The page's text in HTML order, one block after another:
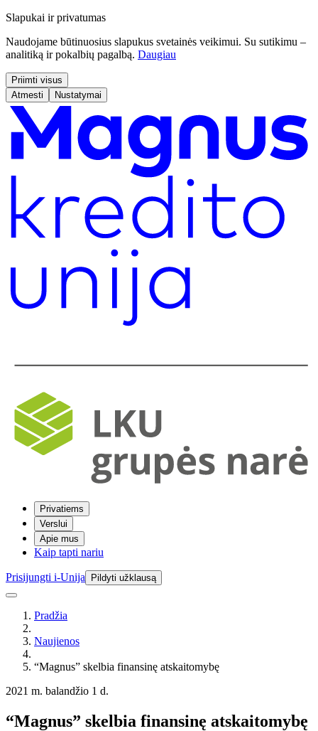
Slapukai ir privatumas
Naudojame būtinuosius slapukus svetainės veikimui. Su sutikimu –
analitiką ir pokalbių pagalbą. Daugiau
Priimti visus
Atmesti
Nustatymai
Privatiems
Verslui
Apie mus
Kaip tapti nariu
Prisijungti i-Unija Pildyti užklausą
Pradžia
Naujienos
“Magnus” skelbia finansinę atskaitomybę
2021 m. balandžio 1 d.
“Magnus” skelbia finansinę atskaitomybę